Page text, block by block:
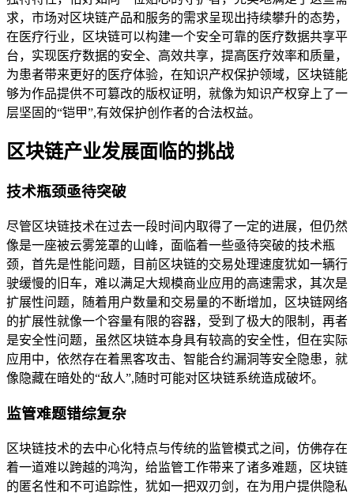
求，市场对区块链产品和服务的需求呈现出持续攀升的态势，
在医疗行业，区块链可以构建一个安全可靠的医疗数据共享平
台，实现医疗数据的安全、高效共享，提高医疗效率和质量，
为患者带来更好的医疗体验，在知识产权保护领域，区块链能
够为作品提供不可篡改的版权证明，就像为知识产权穿上了一
层坚固的“铠甲”,有效保护创作者的合法权益。
区块链产业发展面临的挑战
技术瓶颈亟待突破
尽管区块链技术在过去一段时间内取得了一定的进展，但仍然
像是一座被云雾笼罩的山峰，面临着一些亟待突破的技术瓶
颈，首先是性能问题，目前区块链的交易处理速度犹如一辆行
驶缓慢的旧车，难以满足大规模商业应用的高速需求，其次是
扩展性问题，随着用户数量和交易量的不断增加，区块链网络
的扩展性就像一个容量有限的容器，受到了极大的限制，再者
是安全性问题，虽然区块链本身具有较高的安全性，但在实际
应用中，依然存在着黑客攻击、智能合约漏洞等安全隐患，就
像隐藏在暗处的“敌人”,随时可能对区块链系统造成破坏。
监管难题错综复杂
区块链技术的去中心化特点与传统的监管模式之间，仿佛存在
着一道难以跨越的鸿沟，给监管工作带来了诸多难题，区块链
的匿名性和不可追踪性，犹如一把双刃剑，在为用户提供隐私